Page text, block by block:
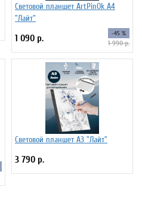
Световой планшет ArtPinOk А4
"Лайт"
1 090 р. -45 %
1 990 р.
Световой планшет А3 "Лайт"
3 790 р.